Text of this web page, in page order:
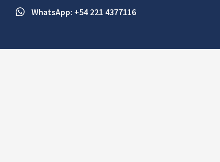
WhatsApp: +54 221 4377116